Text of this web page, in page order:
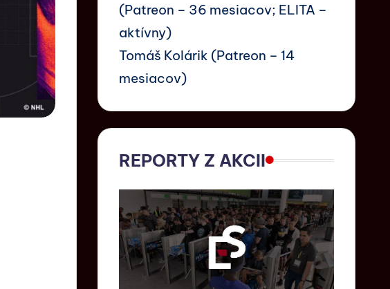
(Patreon – 36 mesiacov; ELITA –
aktívny)
Tomáš Kolárik (Patreon – 14
mesiacov)
REPORTY Z AKCII